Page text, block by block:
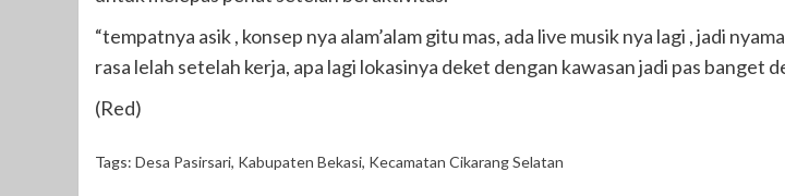
“tempatnya asik , konsep nya alam’alam gitu mas, ada live musik nya lagi , jadi
rasa lelah setelah kerja, apa lagi lokasinya deket dengan kawasan jadi pas banget
(Red)
Tags: Desa Pasirsari, Kabupaten Bekasi, Kecamatan Cikarang Selatan